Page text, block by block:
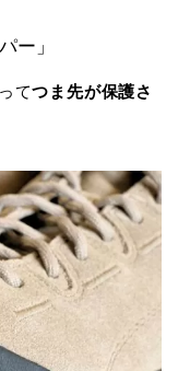
ー」
てつま先が保護さ